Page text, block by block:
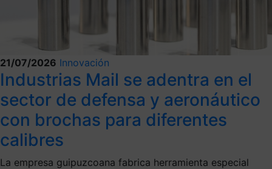
21/07/2026 Innovación
Industrias Mail se adentra en el
sector de defensa y aeronáutico
con brochas para diferentes
calibres
La empresa guipuzcoana fabrica herramienta especial